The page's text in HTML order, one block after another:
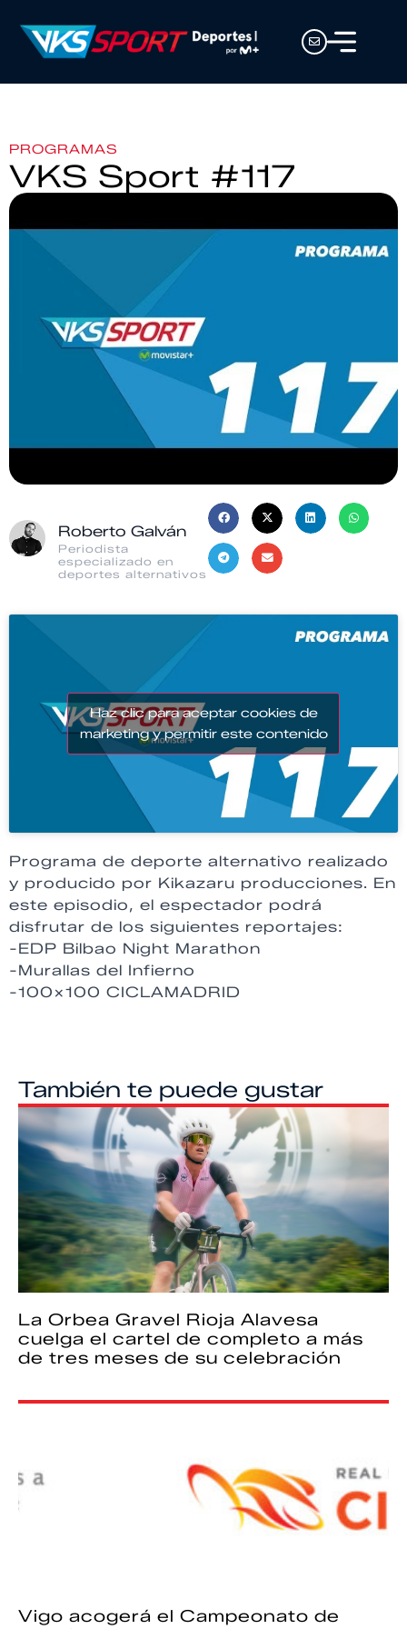
PROGRAMAS
VKS Sport #117
Roberto Galván
Periodista
especializado en
deportes alternativos
Haz clic para aceptar cookies de
marketing y permitir este contenido
Programa de deporte alternativo realizado
y producido por Kikazaru producciones. En
este episodio, el espectador podrá
disfrutar de los siguientes reportajes:
-EDP Bilbao Night Marathon
-Murallas del Infierno
-100×100 CICLAMADRID
También te puede gustar
La Orbea Gravel Rioja Alavesa
cuelga el cartel de completo a más
de tres meses de su celebración
Vigo acogerá el Campeonato de